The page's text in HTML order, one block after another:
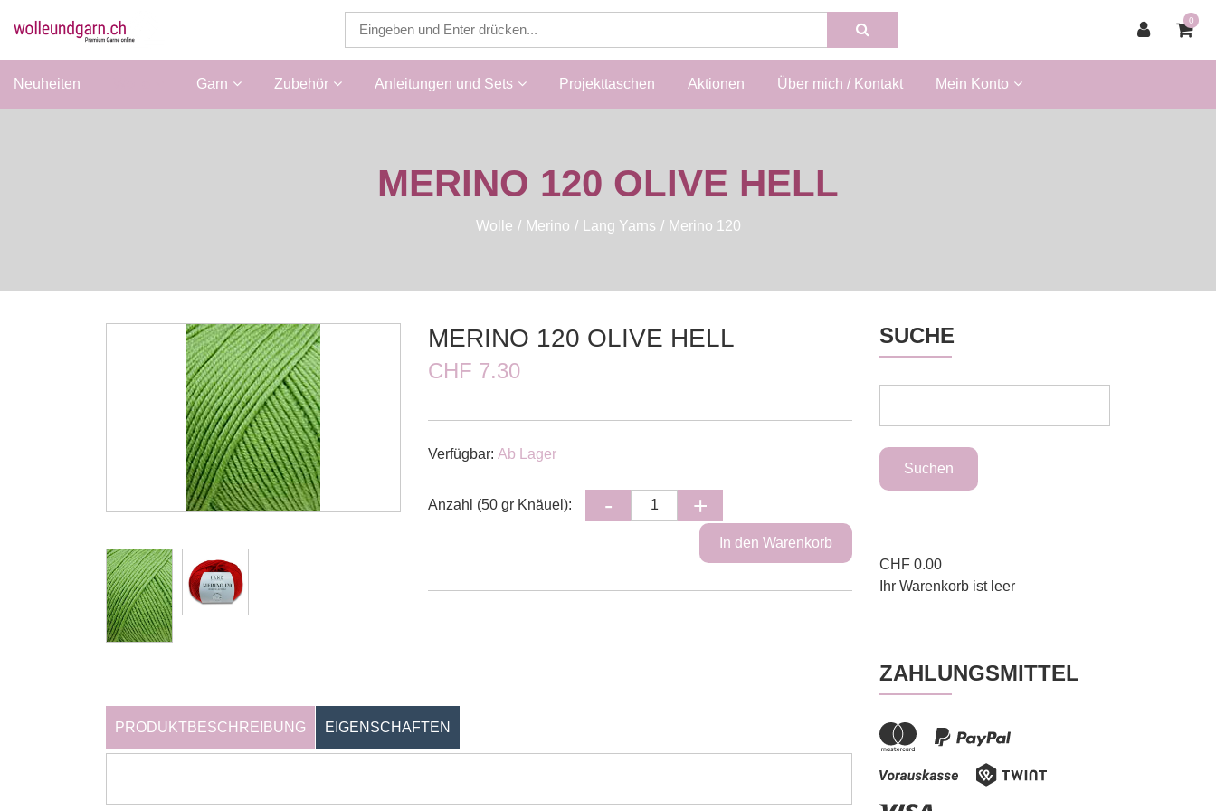
0
Neuheiten Garn Zubehör Anleitungen und Sets Projekttaschen Aktionen Über mich / Kontakt Mein Konto
MERINO 120 OLIVE HELL
Wolle Merino Lang Yarns Merino 120
MERINO 120 OLIVE HELL
CHF 7.30
Verfügbar:Ab Lager
Anzahl (50 gr Knäuel):
PRODUKTBESCHREIBUNG EIGENSCHAFTEN
SUCHE
CHF 0.00
Ihr Warenkorb ist leer
ZAHLUNGSMITTEL